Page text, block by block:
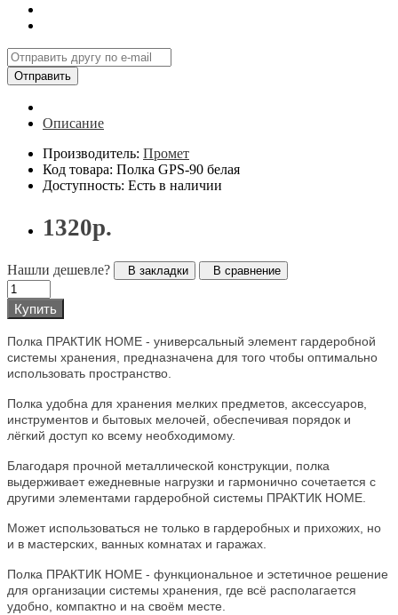
Отправить
Описание
Производитель: Промет
Код товара: Полка GPS-90 белая
Доступность: Есть в наличии
1320р.
Нашли дешевле? В закладки В сравнение
Купить
Полка ПРАКТИК HOME - универсальный элемент гардеробной
системы хранения, предназначена для того чтобы оптимально
использовать пространство.
Полка удобна для хранения мелких предметов, аксессуаров,
инструментов и бытовых мелочей, обеспечивая порядок и
лёгкий доступ ко всему необходимому.
Благодаря прочной металлической конструкции, полка
выдерживает ежедневные нагрузки и гармонично сочетается с
другими элементами гардеробной системы ПРАКТИК HOME.
Может использоваться не только в гардеробных и прихожих, но
и в мастерских, ванных комнатах и гаражах.
Полка ПРАКТИК HOME - функциональное и эстетичное решение
для организации системы хранения, где всё располагается
удобно, компактно и на своём месте.